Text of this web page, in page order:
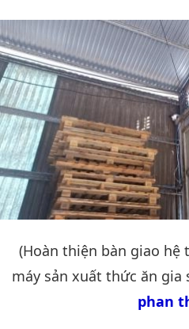
(Hoàn thiện bàn giao hệ
máy sản xuất thức ăn gia
phan